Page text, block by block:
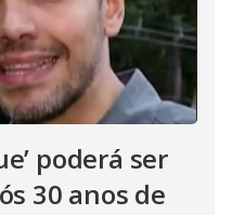
poderá ser
30 anos de